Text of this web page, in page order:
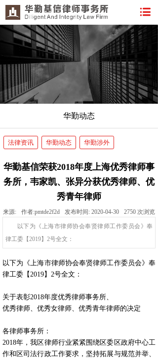
华勤动态
法律资讯 华勤动态 华勤涉外
华勤基信荣获2018年度上海优秀律师事
务所，韦家凯、张异分获优秀律师、优
秀青年律师
来源: 作者:pmtde2f2d 发布时间: 2020-04-30 2750 次浏览
以下为《上海市律师协会奉贤律师工作委员会》奉
律工委【2019】2号全文：
以下为《上海市律师协会奉贤律师工作委员会》奉
律工委【2019】2号全文：
关于表彰2018年度优秀律师事务所、
优秀律师、优秀女律师、优秀青年律师的决定
各律师事务所：
2018年，我区律师行业紧紧围绕区委区政府中心工
作和区司法行政工作要求，坚持拓展与规范并举、